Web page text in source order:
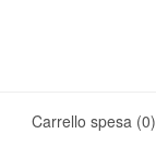
Carrello spesa (0)